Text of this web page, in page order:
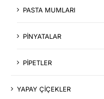
PASTA MUMLARI
PİNYATALAR
PİPETLER
YAPAY ÇİÇEKLER